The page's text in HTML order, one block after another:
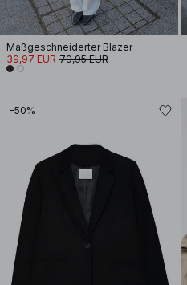
Maßgeschneiderter Blazer
39,97 EUR 79,95 EUR
-50%